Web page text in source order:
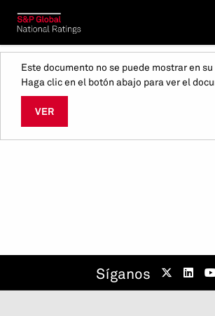
Este documento no se puede mostrar en
Haga clic en el botón abajo para ver el
VER
Síganos